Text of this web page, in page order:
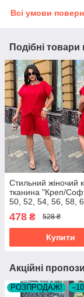
Всі умови
Подібні товари
Стильний жіночий
тканина "Креп/
50, 52, 54, 56, 58,
478 ₴ 528 ₴
Купити
Акційні
РОЗПРОДАЖ!